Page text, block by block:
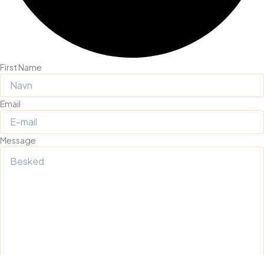
First Name
Email
Message